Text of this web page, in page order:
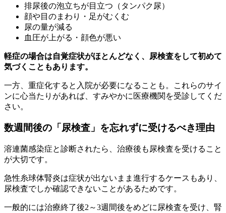
排尿後の泡立ちが目立つ（タンパク尿）
顔や目のまわり・足がむくむ
尿の量が減る
血圧が上がる・顔色が悪い
軽症の場合は自覚症状がほとんどなく、尿検査をして初めて
気づくこともあります。
一方、重症化すると入院が必要になることも。これらのサイ
ンに心当たりがあれば、すみやかに医療機関を受診してくだ
さい。
数週間後の「尿検査」を忘れずに受けるべき理由
溶連菌感染症と診断されたら、治療後も尿検査を受けること
が大切です。
急性糸球体腎炎は症状が出ないまま進行するケースもあり、
尿検査でしか確認できないことがあるためです。
一般的には治療終了後2～3週間後をめどに尿検査を受け、腎